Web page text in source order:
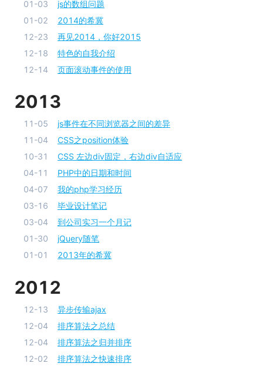
01-03
js的数组问题
01-02
2014的希冀
12-23
再见2014，你好2015
12-18
特色的自我介绍
12-14
页面滚动事件的使用
2013
11-05
js事件在不同浏览器之间的差异
11-04
CSS之position体验
10-31
CSS 左边div固定，右边div自适应
04-11
PHP中的日期和时间
04-07
我的php学习经历
03-16
毕业设计笔记
03-04
到公司实习一个月记
01-30
jQuery随笔
01-01
2013年的希冀
2012
12-13
异步传输ajax
12-04
排序算法之总结
12-04
排序算法之归并排序
12-02
排序算法之快速排序